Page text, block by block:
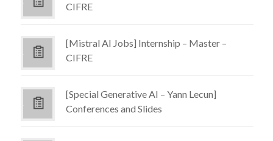
CIFRE
[Mistral AI Jobs] Internship – Master –
CIFRE
[Special Generative AI – Yann Lecun]
Conferences and Slides